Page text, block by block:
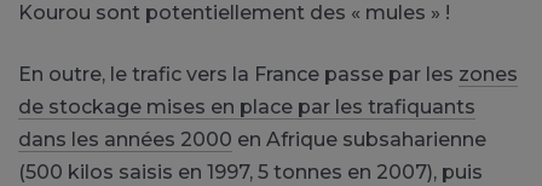
Kourou sont potentiellement des « mules » !
En outre, le trafic vers la France passe par les zones
de stockage mises en place par les trafiquants
dans les années 2000 en Afrique subsaharienne
(500 kilos saisis en 1997, 5 tonnes en 2007), puis